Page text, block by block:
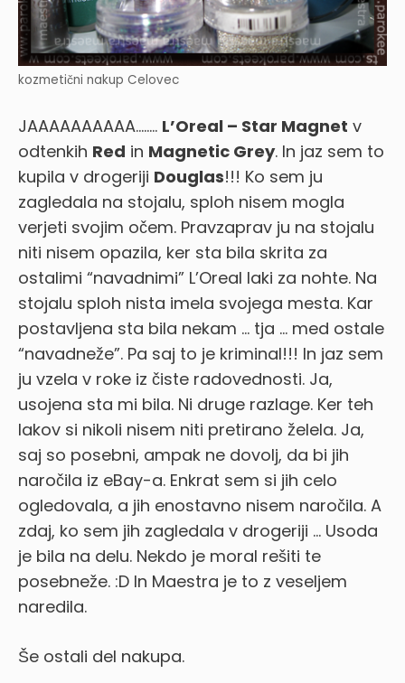
kozmetični nakup Celovec
JAAAAAAAAAA…….. L’Oreal – Star Magnet v
odtenkih Red in Magnetic Grey. In jaz sem to
kupila v drogeriji Douglas!!! Ko sem ju
zagledala na stojalu, sploh nisem mogla
verjeti svojim očem. Pravzaprav ju na stojalu
niti nisem opazila, ker sta bila skrita za
ostalimi “navadnimi” L’Oreal laki za nohte. Na
stojalu sploh nista imela svojega mesta. Kar
postavljena sta bila nekam … tja … med ostale
“navadneže”. Pa saj to je kriminal!!! In jaz sem
ju vzela v roke iz čiste radovednosti. Ja,
usojena sta mi bila. Ni druge razlage. Ker teh
lakov si nikoli nisem niti pretirano želela. Ja,
saj so posebni, ampak ne dovolj, da bi jih
naročila iz eBay-a. Enkrat sem si jih celo
ogledovala, a jih enostavno nisem naročila. A
zdaj, ko sem jih zagledala v drogeriji … Usoda
je bila na delu. Nekdo je moral rešiti te
posebneže. :D In Maestra je to z veseljem
naredila.
Še ostali del nakupa.